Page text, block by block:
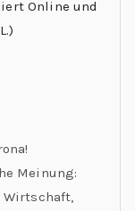
Online und
Meinung: